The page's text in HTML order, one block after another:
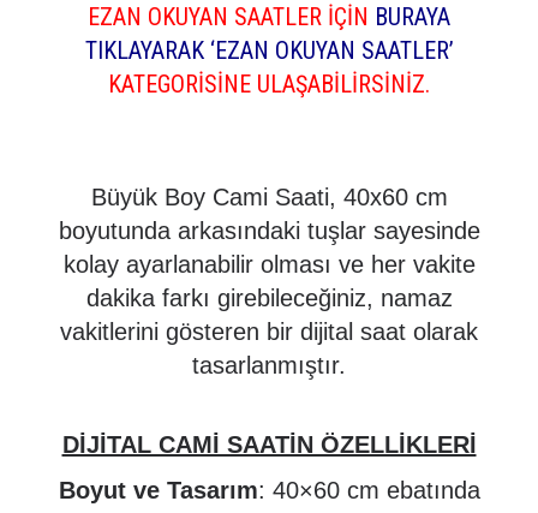
EZAN OKUYAN SAATLER İÇİN BURAYA
TIKLAYARAK ‘EZAN OKUYAN SAATLER’
KATEGORİSİNE ULAŞABİLİRSİNİZ.
Büyük Boy Cami Saati, 40x60 cm
boyutunda arkasındaki tuşlar sayesinde
kolay ayarlanabilir olması ve her vakite
dakika farkı girebileceğiniz, namaz
vakitlerini gösteren bir dijital saat olarak
tasarlanmıştır.
DİJİTAL CAMİ SAATİN ÖZELLİKLERİ
Boyut ve Tasarım: 40×60 cm ebatında